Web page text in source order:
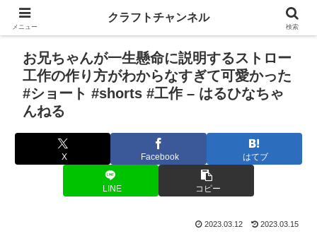
お兄ちゃんが一生懸命に説明するストロー
工作の作り方がわからなすぎて可愛かった
#ショート #shorts #工作 – はるひなちゃ
んねる
X Facebook はてブ
LINE コピー
2023.03.12 2023.03.15
メニュー
クラフトチャンネル
検索